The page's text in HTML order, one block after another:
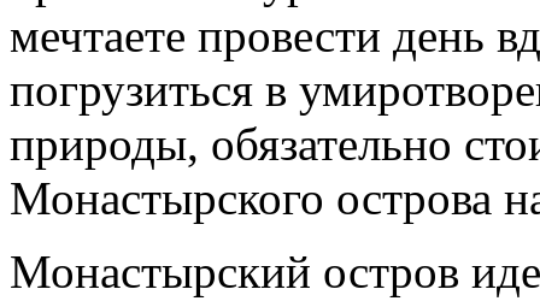
мечтаете провести день
погрузиться в
природы, обязательно
Монастырского острова
Монастырский остров